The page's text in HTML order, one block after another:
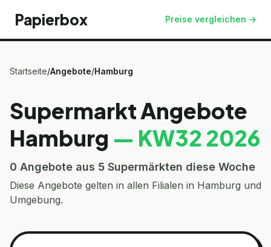
Papierbox Preise vergleichen →
Startseite/Angebote/Hamburg
Supermarkt Angebote
Hamburg — KW32 2026
0 Angebote aus 5 Supermärkten diese Woche
Diese Angebote gelten in allen Filialen in Hamburg und
Umgebung.